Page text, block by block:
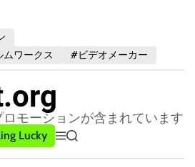
ワークス
#ビデオメーカー
ロモーションが含まれています
Lucky
M
e
S
e